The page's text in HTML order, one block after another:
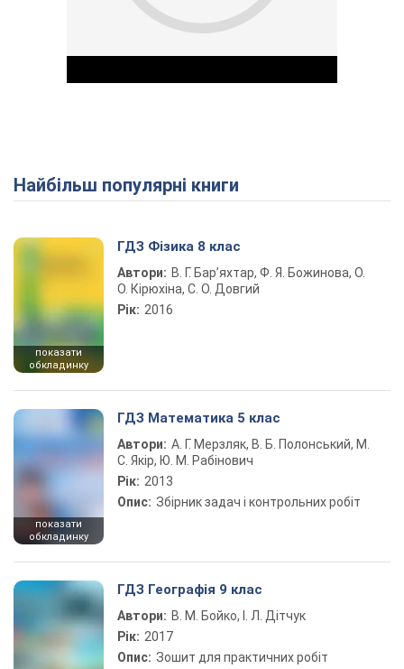
Play Video
Найбільш популярні книги
показати
обкладинку
ГДЗ Фізика 8 клас
Автори: В. Г. Бар’яхтар, Ф. Я. Божинова, О.
О. Кірюхіна, С. О. Довгий
Рік: 2016
показати
обкладинку
ГДЗ Математика 5 клас
Автори: А. Г. Мерзляк, В. Б. Полонський, М.
С. Якір, Ю. М. Рабінович
Рік: 2013
Опис: Збірник задач і контрольних робіт
ГДЗ Географія 9 клас
Автори: В. М. Бойко, І. Л. Дітчук
Рік: 2017
Опис: Зошит для практичних робіт